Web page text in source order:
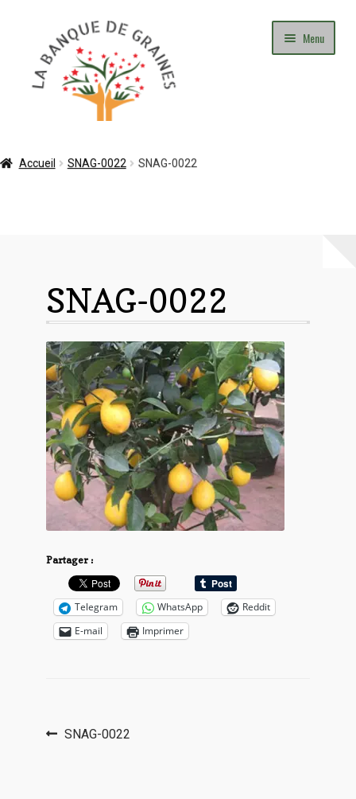
navigation
contenu
Menu
Contact
Accueil SNAG-0022 SNAG-0022
SNAG-0022
Partager :
Telegram WhatsApp
Reddit
E-mail
Imprimer
Navigation
Article
SNAG-0022